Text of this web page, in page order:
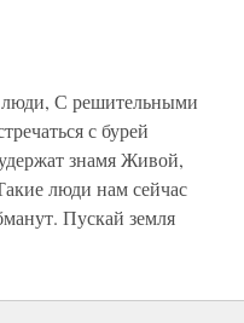
С решительными
с бурей
знамя Живой,
люди нам сейчас
Пускай земля